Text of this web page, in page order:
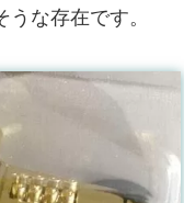
な存在です。